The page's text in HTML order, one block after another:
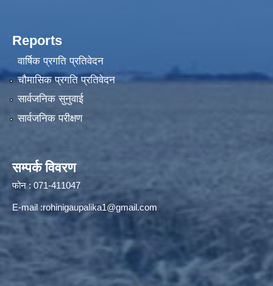
Reports
वार्षिक प्रगति प्रतिवेदन
चौमासिक प्रगति प्रतिवेदन
सार्वजनिक सुनुवाई
सार्वजनिक परीक्षण
सम्पर्क विवरण
फोन : 071-411047
E-mail :rohinigaupalika1@gmail.com